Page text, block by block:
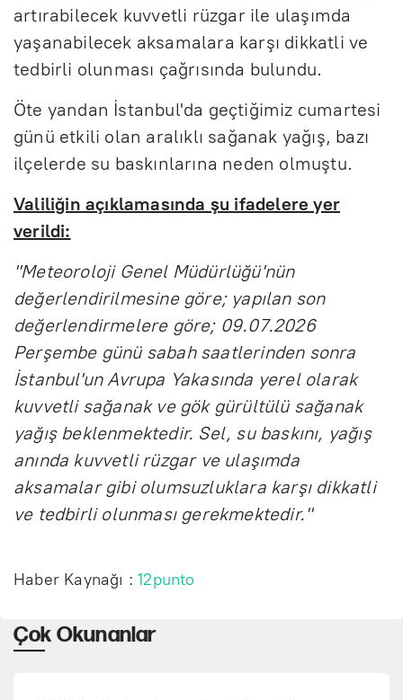
artırabilecek kuvvetli rüzgar ile ulaşımda
yaşanabilecek aksamalara karşı dikkatli ve
tedbirli olunması çağrısında bulundu.
Öte yandan İstanbul'da geçtiğimiz cumartesi
günü etkili olan aralıklı sağanak yağış, bazı
ilçelerde su baskınlarına neden olmuştu.
Valiliğin açıklamasında şu ifadelere yer
verildi:
"Meteoroloji Genel Müdürlüğü'nün
değerlendirilmesine göre; yapılan son
değerlendirmelere göre; 09.07.2026
Perşembe günü sabah saatlerinden sonra
İstanbul'un Avrupa Yakasında yerel olarak
kuvvetli sağanak ve gök gürültülü sağanak
yağış beklenmektedir. Sel, su baskını, yağış
anında kuvvetli rüzgar ve ulaşımda
aksamalar gibi olumsuzluklara karşı dikkatli
ve tedbirli olunması gerekmektedir."
Haber Kaynağı :12punto
Çok Okunanlar